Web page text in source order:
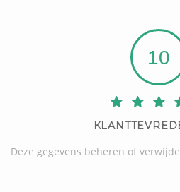
10
Deze gegevens beheren of